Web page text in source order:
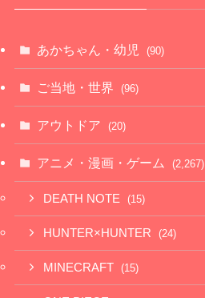
あかちゃん・幼児 (90)
ご当地・世界 (96)
アウトドア (20)
アニメ・漫画・ゲーム (2,267)
DEATH NOTE (15)
HUNTER×HUNTER (24)
MINECRAFT (15)